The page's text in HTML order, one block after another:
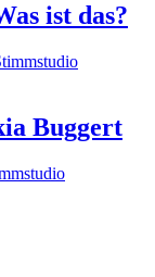
ist das?
Buggert